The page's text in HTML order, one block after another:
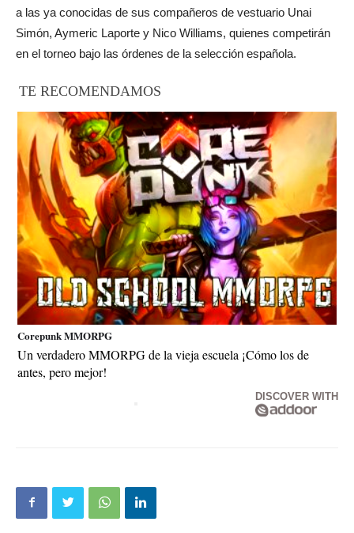
a las ya conocidas de sus compañeros de vestuario Unai
Simón, Aymeric Laporte y Nico Williams, quienes competirán
en el torneo bajo las órdenes de la selección española.
TE RECOMENDAMOS
Corepunk MMORPG
Un verdadero MMORPG de la vieja escuela ¡Cómo los de
antes, pero mejor!
DISCOVER WITH